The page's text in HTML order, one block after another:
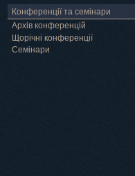
Конференції та семінари
Архів конференцій
Щорічні конференції
Семінари